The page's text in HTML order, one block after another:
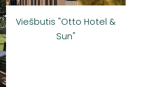
Viešbutis "Otto Hotel &
Sun"